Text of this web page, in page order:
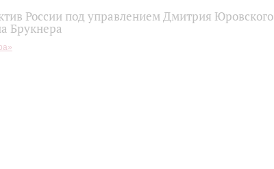
России под управлением Дмитрия Юровского
Брукнера